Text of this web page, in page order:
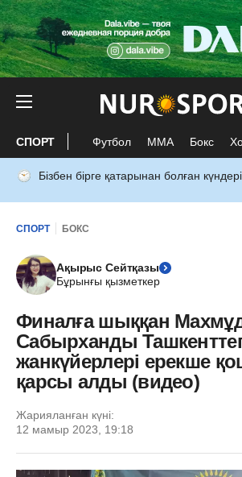
СПОРТ Футбол ММА Бокс
Бізбен бірге қатарынан болған
СПОРТ БОКС
Ақырыс Сейтқазы
Бұрынғы қызметкер
Финалға шыққан
Сабырханды
жанкүйерлері ерекше
қарсы алды (видео)
Жарияланған күні:
12 мамыр 2023, 19:18